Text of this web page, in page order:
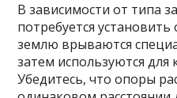
В зависимости от типа
потребуется
землю врываются
затем используются для
Убедитесь, что опоры